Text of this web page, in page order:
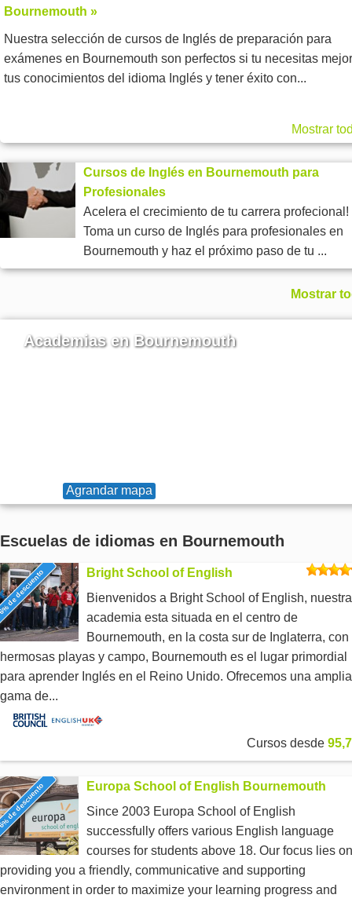
Bournemouth »
Nuestra selección de cursos de Inglés de preparación para
exámenes en Bournemouth son perfectos si tu necesitas
tus conocimientos del idioma Inglés y tener éxito con...
Mostrar
Cursos de Inglés en Bournemouth para
Profesionales
Acelera el crecimiento de tu carrera profecional!
Toma un curso de Inglés para profesionales en
Bournemouth y haz el próximo paso de tu ...
Mostrar
Academias en Bournemouth
Agrandar mapa
Escuelas de idiomas en Bournemouth
descuento
Bright School of English
Bienvenidos a Bright School of English, nuestra
academia esta situada en el centro de
Bournemouth, en la costa sur de Inglaterra, con
hermosas playas y campo, Bournemouth es el lugar primordial
para aprender Inglés en el Reino Unido. Ofrecemos una amplia
gama de...
Cursos desde
descuento
Europa School of English Bournemouth
Since 2003 Europa School of English
successfully offers various English language
courses for students above 18. Our focus lies on
providing you a friendly, communicative and supporting
environment in order to maximize your learning progress and